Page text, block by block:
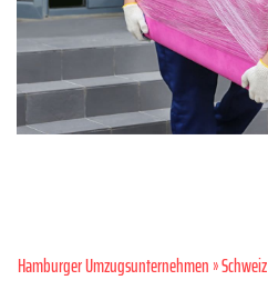
Hamburger Umzugsunternehmen»Schweiz